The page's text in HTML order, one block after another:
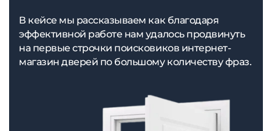
В кейсе мы рассказываем как благодаря
эффективной работе нам удалось продвинуть
на первые строчки поисковиков интернет-
магазин дверей по большому количеству фраз.